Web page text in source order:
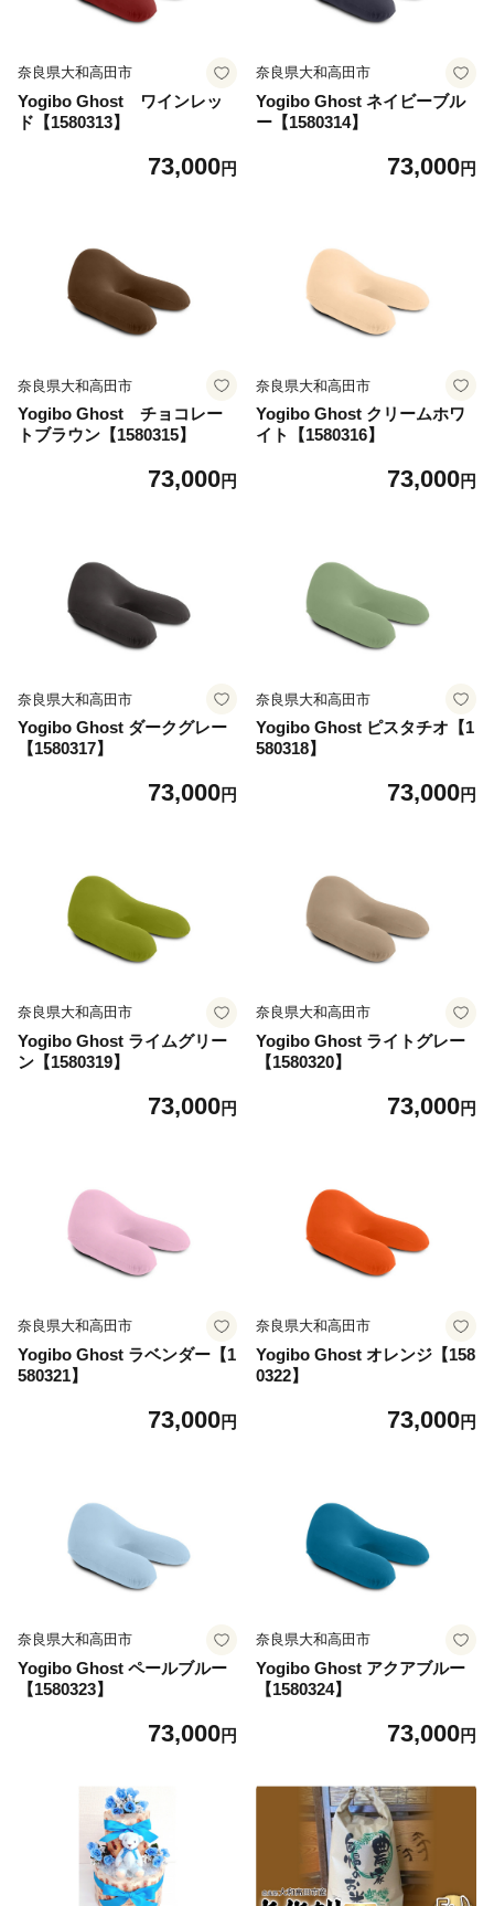
奈良県大和高田市
Yogibo Ghost ワインレッ
ド【1580313】
73,000円
奈良県大和高田市
Yogibo Ghost ネイビーブル
ー【1580314】
73,000円
奈良県大和高田市
Yogibo Ghost チョコレー
トブラウン【1580315】
73,000円
奈良県大和高田市
Yogibo Ghost クリームホワ
イト【1580316】
73,000円
奈良県大和高田市
Yogibo Ghost ダークグレー
【1580317】
73,000円
奈良県大和高田市
Yogibo Ghost ピスタチオ【1
580318】
73,000円
奈良県大和高田市
Yogibo Ghost ライムグリー
ン【1580319】
73,000円
奈良県大和高田市
Yogibo Ghost ライトグレー
【1580320】
73,000円
奈良県大和高田市
Yogibo Ghost ラベンダー【1
580321】
73,000円
奈良県大和高田市
Yogibo Ghost オレンジ【158
0322】
73,000円
奈良県大和高田市
Yogibo Ghost ペールブルー
【1580323】
73,000円
奈良県大和高田市
Yogibo Ghost アクアブルー
【1580324】
73,000円